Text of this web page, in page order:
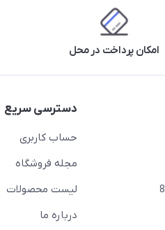
امکان پرداخت در محل
دسترسی سریع
حساب کاربری
مجله فروشگاه
لیست محصولات
درباره ما